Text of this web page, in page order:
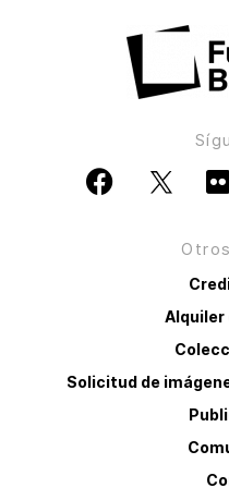
Alquiler
Solicitud de